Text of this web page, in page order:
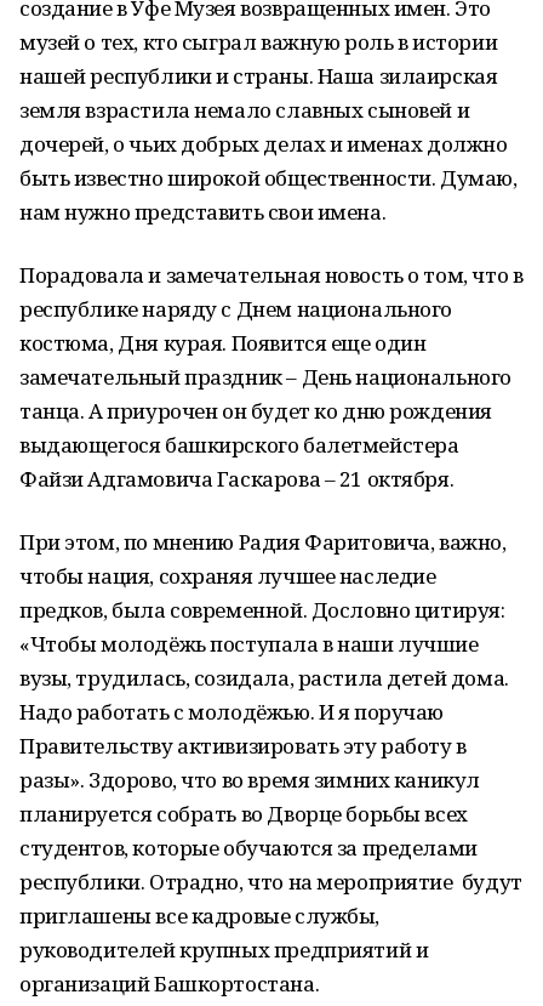
создание в Уфе Музея возвращенных имен. Это
музей о тех, кто сыграл важную роль в истории
нашей республики и страны. Наша зилаирская
земля взрастила немало славных сыновей и
дочерей, о чьих добрых делах и именах должно
быть известно широкой общественности. Думаю,
нам нужно представить свои имена.
Порадовала и замечательная новость о том, что в
республике наряду с Днем национального
костюма, Дня курая. Появится еще один
замечательный праздник – День национального
танца. А приурочен он будет ко дню рождения
выдающегося башкирского балетмейстера
Файзи Адгамовича Гаскарова – 21 октября.
При этом, по мнению Радия Фаритовича, важно,
чтобы нация, сохраняя лучшее наследие
предков, была современной. Дословно цитируя:
«Чтобы молодёжь поступала в наши лучшие
вузы, трудилась, созидала, растила детей дома.
Надо работать с молодёжью. И я поручаю
Правительству активизировать эту работу в
разы». Здорово, что во время зимних каникул
планируется собрать во Дворце борьбы всех
студентов, которые обучаются за пределами
республики. Отрадно, что на мероприятие будут
приглашены все кадровые службы,
руководителей крупных предприятий и
организаций Башкортостана.